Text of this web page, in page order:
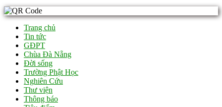
Trang chủ
Tin tức
GĐPT
Chùa Đà Nẵng
Đời sống
Trường Phật Học
Nghiên Cứu
Thư viện
Thông báo